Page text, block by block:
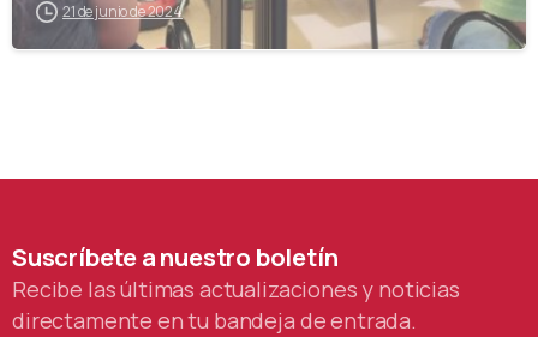
21 de junio de 2024
Suscríbeteanuestro boletín
Recibe las últimas actualizaciones y noticias
directamente en tu bandeja de entrada.